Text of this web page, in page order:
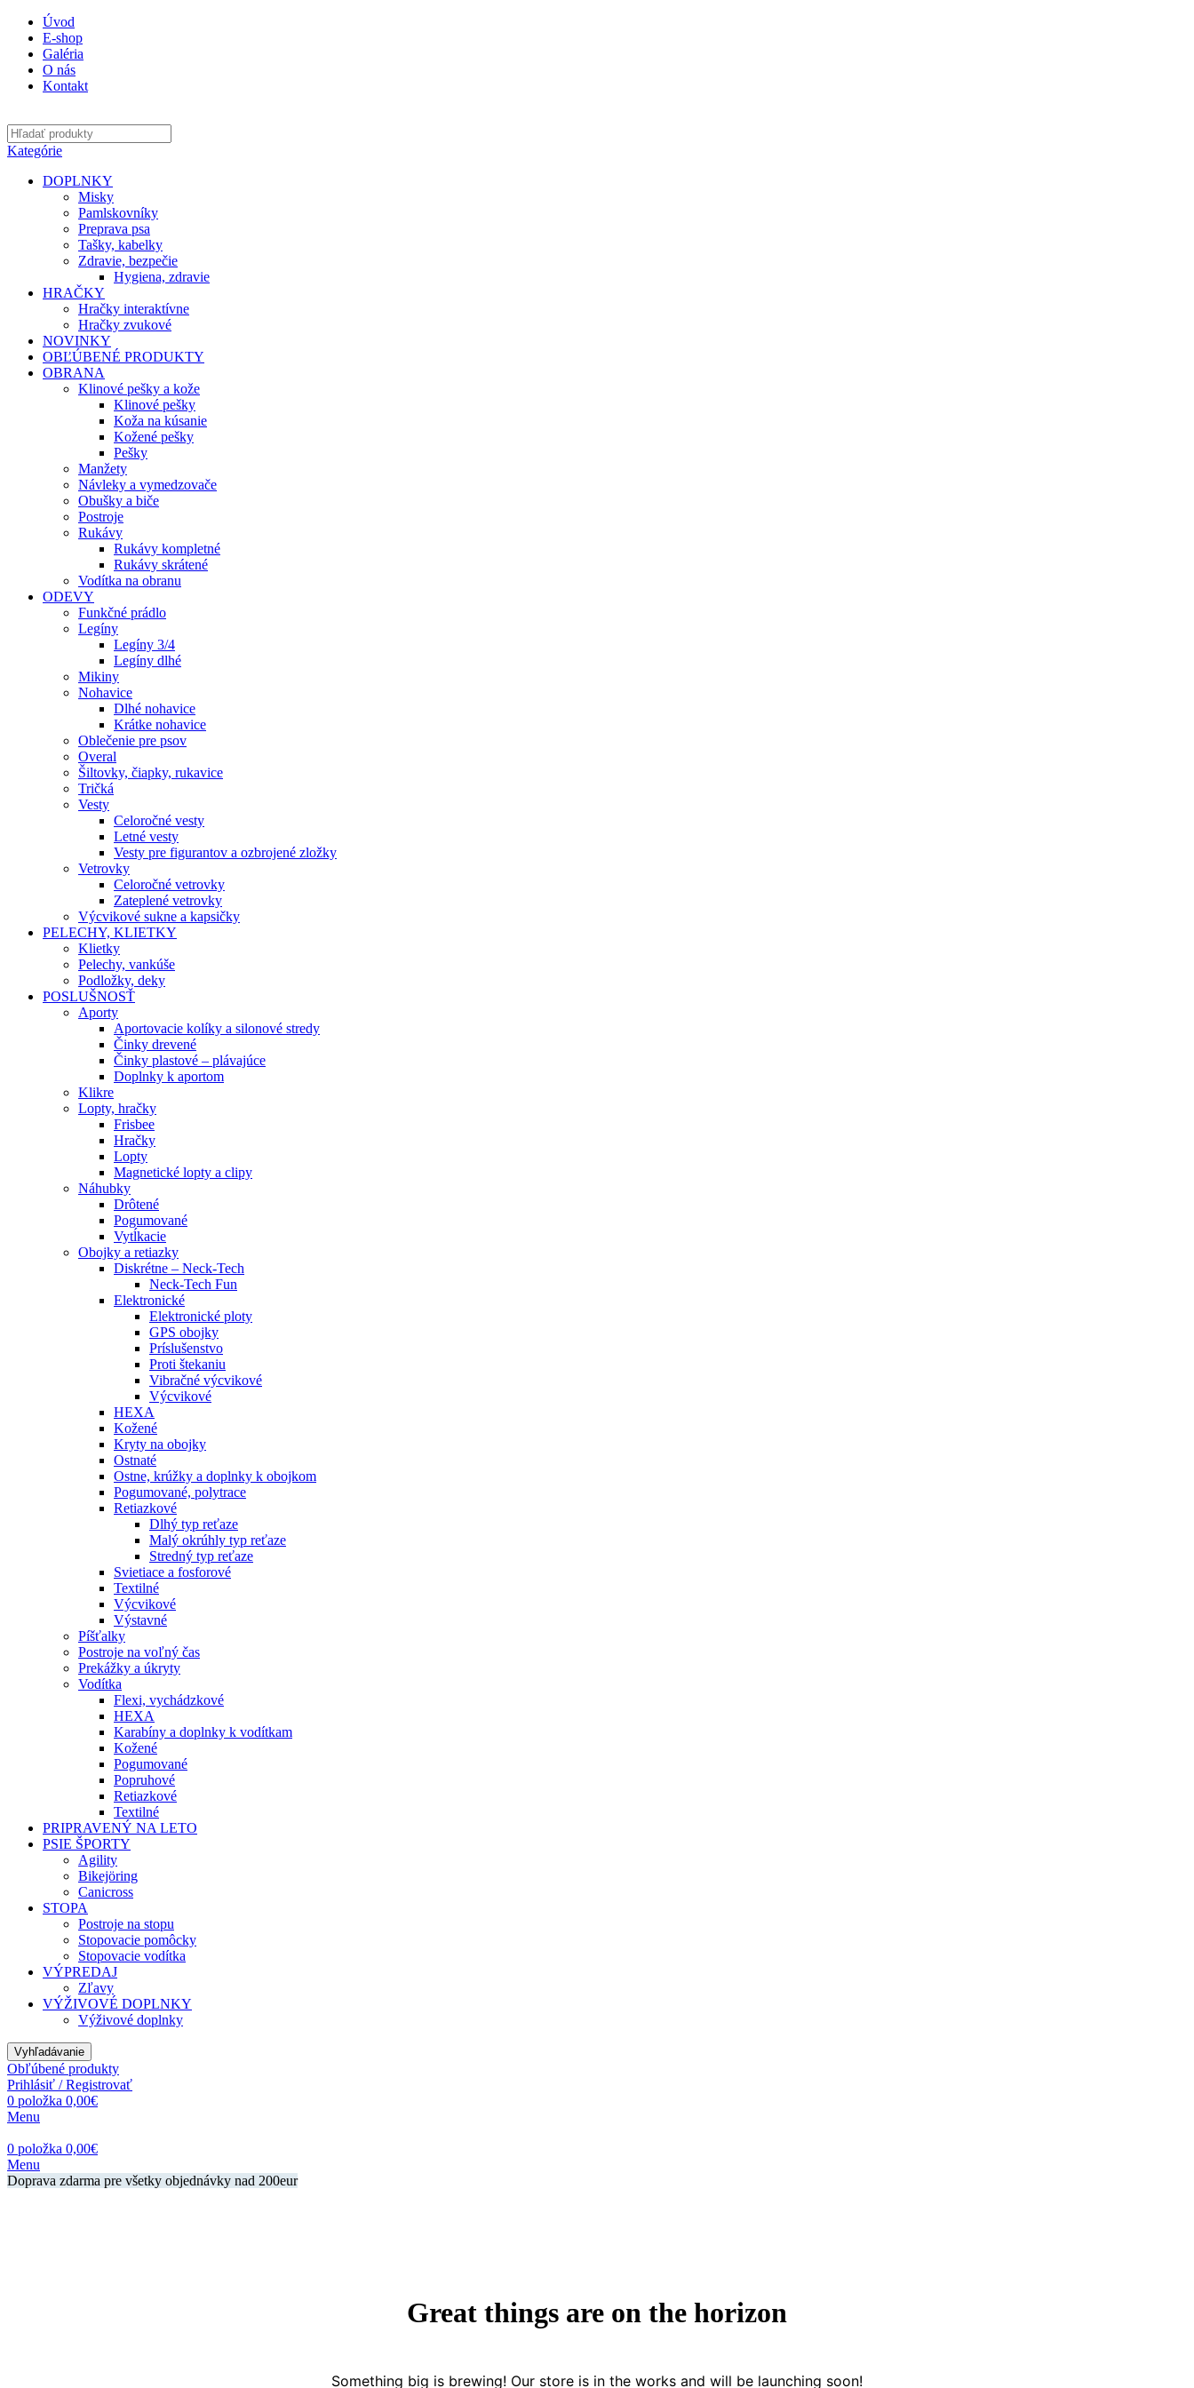
Úvod
E-shop
Galéria
O nás
Kontakt
Kategórie
DOPLNKY
Misky
Pamlskovníky
Preprava psa
Tašky, kabelky
Zdravie, bezpečie
Hygiena, zdravie
HRAČKY
Hračky interaktívne
Hračky zvukové
NOVINKY
OBĽÚBENÉ PRODUKTY
OBRANA
Klinové pešky a kože
Klinové pešky
Koža na kúsanie
Kožené pešky
Pešky
Manžety
Návleky a vymedzovače
Obušky a biče
Postroje
Rukávy
Rukávy kompletné
Rukávy skrátené
Vodítka na obranu
ODEVY
Funkčné prádlo
Legíny
Legíny 3/4
Legíny dlhé
Mikiny
Nohavice
Dlhé nohavice
Krátke nohavice
Oblečenie pre psov
Overal
Šiltovky, čiapky, rukavice
Tričká
Vesty
Celoročné vesty
Letné vesty
Vesty pre figurantov a ozbrojené zložky
Vetrovky
Celoročné vetrovky
Zateplené vetrovky
Výcvikové sukne a kapsičky
PELECHY, KLIETKY
Klietky
Pelechy, vankúše
Podložky, deky
POSLUŠNOSŤ
Aporty
Aportovacie kolíky a silonové stredy
Činky drevené
Činky plastové – plávajúce
Doplnky k aportom
Klikre
Lopty, hračky
Frisbee
Hračky
Lopty
Magnetické lopty a clipy
Náhubky
Drôtené
Pogumované
Vytĺkacie
Obojky a retiazky
Diskrétne – Neck-Tech
Neck-Tech Fun
Elektronické
Elektronické ploty
GPS obojky
Príslušenstvo
Proti štekaniu
Vibračné výcvikové
Výcvikové
HEXA
Kožené
Kryty na obojky
Ostnaté
Ostne, krúžky a doplnky k obojkom
Pogumované, polytrace
Retiazkové
Dlhý typ reťaze
Malý okrúhly typ reťaze
Stredný typ reťaze
Svietiace a fosforové
Textilné
Výcvikové
Výstavné
Píšťalky
Postroje na voľný čas
Prekážky a úkryty
Vodítka
Flexi, vychádzkové
HEXA
Karabíny a doplnky k vodítkam
Kožené
Pogumované
Popruhové
Retiazkové
Textilné
PRIPRAVENÝ NA LETO
PSIE ŠPORTY
Agility
Bikejöring
Canicross
STOPA
Postroje na stopu
Stopovacie pomôcky
Stopovacie vodítka
VÝPREDAJ
Zľavy
VÝŽIVOVÉ DOPLNKY
Výživové doplnky
Vyhľadávanie
Obľúbené produkty
Prihlásiť / Registrovať
0 položka 0,00€
Menu
0 položka 0,00€
Menu
Doprava zdarma pre všetky objednávky nad 200eur
Great things are on the horizon
Something big is brewing! Our store is in the works and will be launching soon!